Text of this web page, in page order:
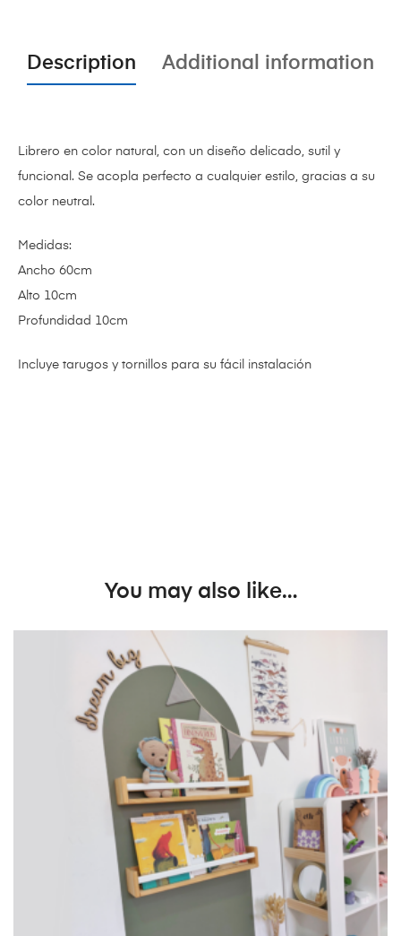
Description Additional information
Librero en color natural, con un diseño delicado, sutil y
funcional. Se acopla perfecto a cualquier estilo, gracias a su
color neutral.
Medidas:
Ancho 60cm
Alto 10cm
Profundidad 10cm
Incluye tarugos y tornillos para su fácil instalación
You may also like…